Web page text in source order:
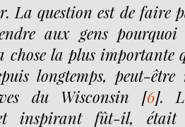
La question est de faire
aux gens
chose la plus importante
longtemps, peut-être
du Wisconsin [6].
inspirant fût-il, était